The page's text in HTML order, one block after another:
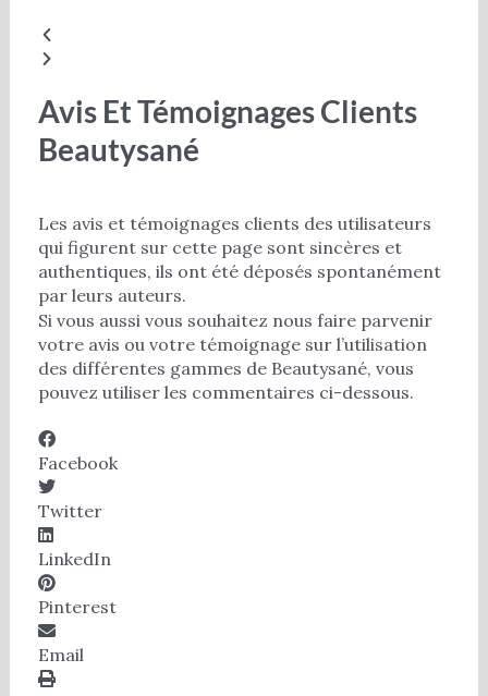
Avis Et Témoignages Clients
Beautysané
Les avis et témoignages clients des utilisateurs
qui figurent sur cette page sont sincères et
authentiques, ils ont été déposés spontanément
par leurs auteurs.
Si vous aussi vous souhaitez nous faire parvenir
votre avis ou votre témoignage sur l’utilisation
des différentes gammes de Beautysané, vous
pouvez utiliser les commentaires ci-dessous.
Facebook
Twitter
LinkedIn
Pinterest
Email